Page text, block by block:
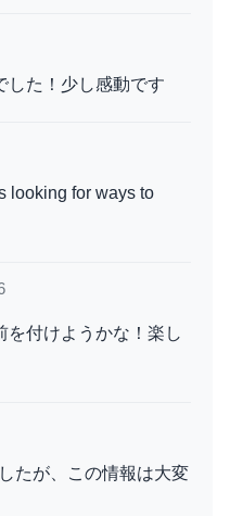
した！少し感動です
looking for ways to
を付けようかな！楽し
たが、この情報は大変